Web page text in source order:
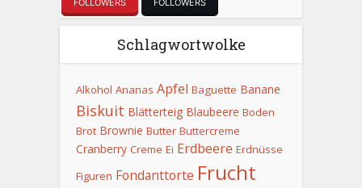
FOLLOWERS FOLLOWERS
Schlagwortwolke
Alkohol Ananas Apfel Baguette Banane
Biskuit Blätterteig Blaubeere Boden
Brot Brownie Butter Buttercreme
Cranberry Creme Ei Erdbeere Erdnüsse
Figuren Fondanttorte Frucht